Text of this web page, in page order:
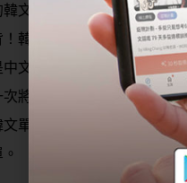
文單字，是學習韓文的重
韓文單字有許多來自外來
文協助，就能有效記憶；
將較大量的韓文單字背起
單字卡，調配出最適合自